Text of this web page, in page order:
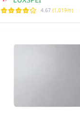
4.67 (1,019件)